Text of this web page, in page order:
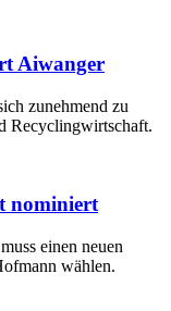
Aiwanger
zunehmend zu
Recyclingwirtschaft.
nominiert
einen neuen
wählen.